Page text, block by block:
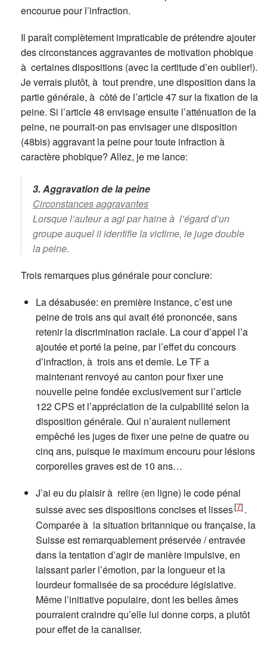
encourue pour l’infraction.
Il paraît complètement impraticable de prétendre ajouter
des circonstances aggravantes de motivation phobique
à certaines dispositions (avec la certitude d’en oublier!).
Je verrais plutôt, à tout prendre, une disposition dans la
partie générale, à côté de l’article 47 sur la fixation de la
peine. Si l’article 48 envisage ensuite l’atténuation de la
peine, ne pourrait-on pas envisager une disposition
(48bis) aggravant la peine pour toute infraction à
caractère phobique? Allez, je me lance:
3. Aggravation de la peine
Circonstances aggravantes
Lorsque l’auteur a agi par haine à l’égard d’un
groupe auquel il identifie la victime, le juge double
la peine.
Trois remarques plus générale pour conclure:
La désabusée: en première instance, c’est une
peine de trois ans qui avait été prononcée, sans
retenir la discrimination raciale. La cour d’appel l’a
ajoutée et porté la peine, par l’effet du concours
d’infraction, à trois ans et demie. Le TF a
maintenant renvoyé au canton pour fixer une
nouvelle peine fondée exclusivement sur l’article
122 CPS et l’appréciation de la culpabilité selon la
disposition générale. Qui n’auraient nullement
empêché les juges de fixer une peine de quatre ou
cinq ans, puisque le maximum encouru pour lésions
corporelles graves est de 10 ans…
J’ai eu du plaisir à relire (en ligne) le code pénal
suisse avec ses dispositions concises et lisses[7] .
Comparée à la situation britannique ou française, la
Suisse est remarquablement préservée / entravée
dans la tentation d’agir de manière impulsive, en
laissant parler l’émotion, par la longueur et la
lourdeur formalisée de sa procédure législative.
Même l’initiative populaire, dont les belles âmes
pourraient craindre qu’elle lui donne corps, a plutôt
pour effet de la canaliser.